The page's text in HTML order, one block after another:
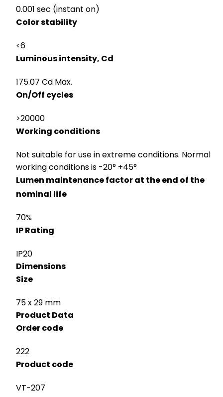
0.001 sec (instant on)
Color stability
<6
Luminous intensity, Cd
175.07 Cd Max.
On/Off cycles
>20000
Working conditions
Not suitable for use in extreme conditions. Normal
working conditions is -20° +45°
Lumen maintenance factor at the end of the
nominal life
70%
IP Rating
IP20
Dimensions
Size
75 x 29 mm
Product Data
Order code
222
Product code
VT-207